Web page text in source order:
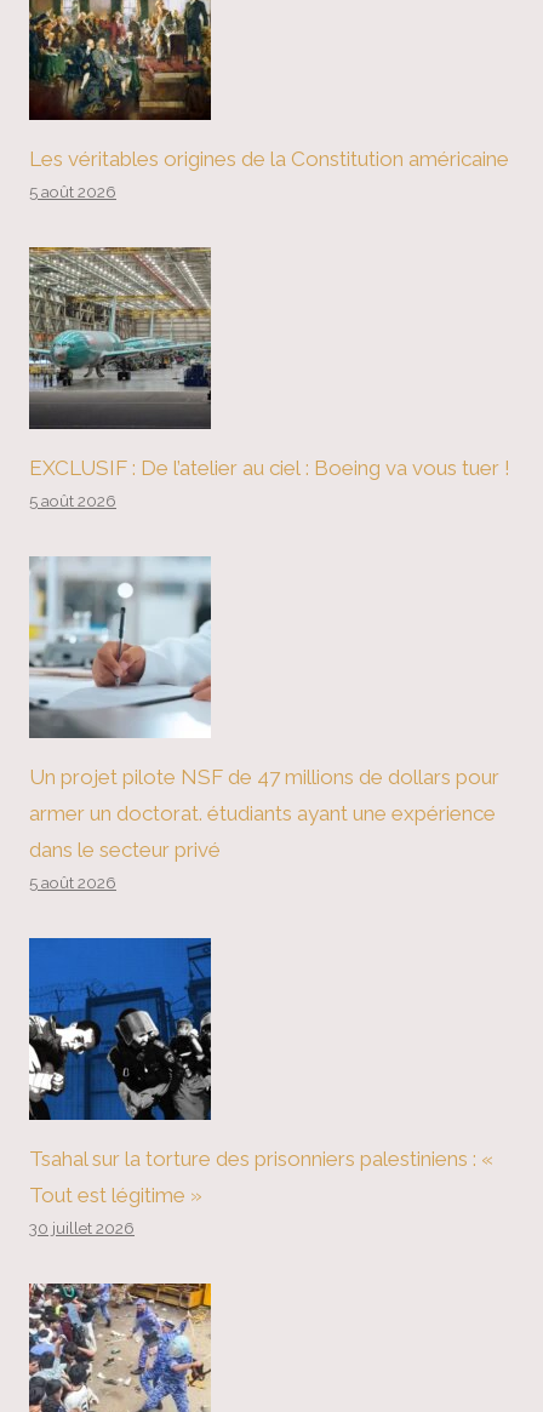
Les véritables origines de la Constitution américaine
5 août 2026
EXCLUSIF : De l’atelier au ciel : Boeing va vous tuer !
5 août 2026
Un projet pilote NSF de 47 millions de dollars pour
armer un doctorat. étudiants ayant une expérience
dans le secteur privé
5 août 2026
Tsahal sur la torture des prisonniers palestiniens : «
Tout est légitime »
30 juillet 2026